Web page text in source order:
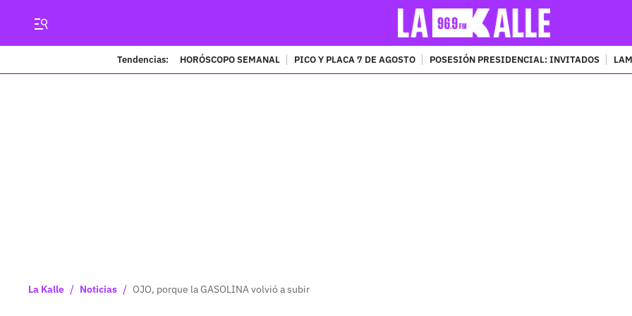
Tendencias: HORÓSCOPO SEMANAL PICO Y PLACA 7 DE AGOSTO POSESIÓN PRESIDENCIAL: INVITADOS
La Kalle / Noticias / OJO, porque la GASOLINA volvió a subir